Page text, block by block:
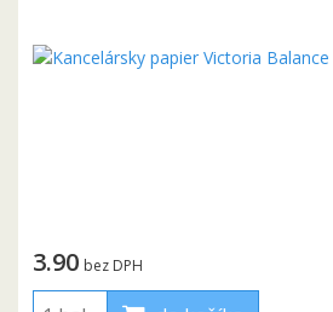
3.90 bez DPH